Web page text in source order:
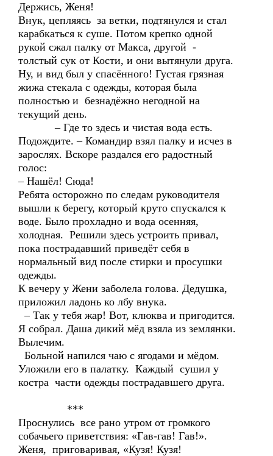
Держись, Женя!
Внук, цепляясь за ветки, подтянулся и стал
карабкаться к суше. Потом крепко одной
рукой сжал палку от Макса, другой -
толстый сук от Кости, и они вытянули друга.
Ну, и вид был у спасённого! Густая грязная
жижа стекала с одежды, которая была
полностью и безнадёжно негодной на
текущий день.
– Где то здесь и чистая вода есть.
Подождите. – Командир взял палку и исчез в
зарослях. Вскоре раздался его радостный
голос:
– Нашёл! Сюда!
Ребята осторожно по следам руководителя
вышли к берегу, который круто спускался к
воде. Было прохладно и вода осенняя,
холодная. Решили здесь устроить привал,
пока пострадавший приведёт себя в
нормальный вид после стирки и просушки
одежды.
К вечеру у Жени заболела голова. Дедушка,
приложил ладонь ко лбу внука.
– Так у тебя жар! Вот, клюква и пригодится.
Я собрал. Даша дикий мёд взяла из землянки.
Вылечим.
Больной напился чаю с ягодами и мёдом.
Уложили его в палатку. Каждый сушил у
костра части одежды пострадавшего друга.
***
Проснулись все рано утром от громкого
собачьего приветствия: «Гав-гав! Гав!».
Женя, приговаривая, «Кузя! Кузя!